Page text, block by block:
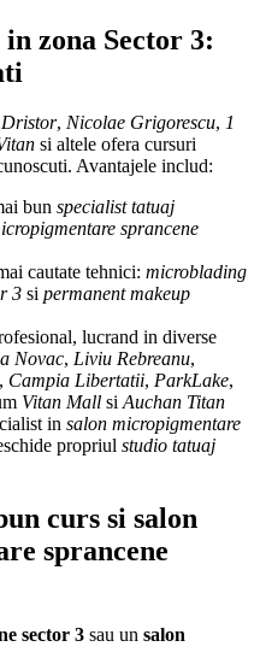
zona Sector 3:
Dristor, Nicolae Grigorescu, 1
si altele ofera cursuri
Avantajele includ:
bun specialist tatuaj
sprancene
cautate tehnici: microblading
3 si permanent makeup
lucrand in diverse
Novac, Liviu Rebreanu,
, Campia Libertatii, ParkLake,
Vitan Mall siAuchan Titan
in salon micropigmentare
propriul studio tatuaj
curs si salon
sprancene
sector 3 sau un salon